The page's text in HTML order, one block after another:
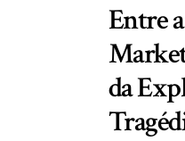
Entre
da